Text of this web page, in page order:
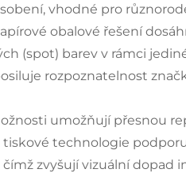
vhodné pro
obalové řešení
(spot) barev v rámci
rozpoznatelnost
umožňují přesnou
tiskové technologie
zvyšují vizuální dopad